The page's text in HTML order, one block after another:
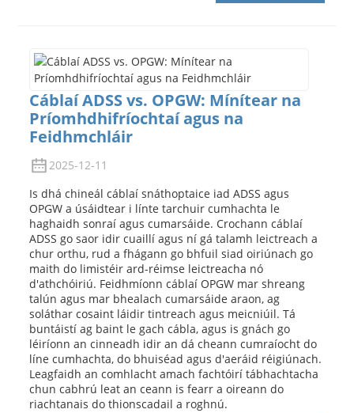
Cáblaí ADSS vs. OPGW: Mínítear na
Príomhdhifríochtaí agus na
Feidhmchláir
2025-12-11
Is dhá chineál cáblaí snáthoptaice iad ADSS agus
OPGW a úsáidtear i línte tarchuir cumhachta le
haghaidh sonraí agus cumarsáide. Crochann cáblaí
ADSS go saor idir cuaillí agus ní gá talamh leictreach a
chur orthu, rud a fhágann go bhfuil siad oiriúnach go
maith do limistéir ard-réimse leictreacha nó
d'athchóiriú. Feidhmíonn cáblaí OPGW mar shreang
talún agus mar bhealach cumarsáide araon, ag
soláthar cosaint láidir tintreach agus meicniúil. Tá
buntáistí ag baint le gach cábla, agus is gnách go
léiríonn an cinneadh idir an dá cheann cumraíocht do
líne cumhachta, do bhuiséad agus d'aeráid réigiúnach.
Leagfaidh an comhlacht amach fachtóirí tábhachtacha
chun cabhrú leat an ceann is fearr a oireann do
riachtanais do thionscadail a roghnú.